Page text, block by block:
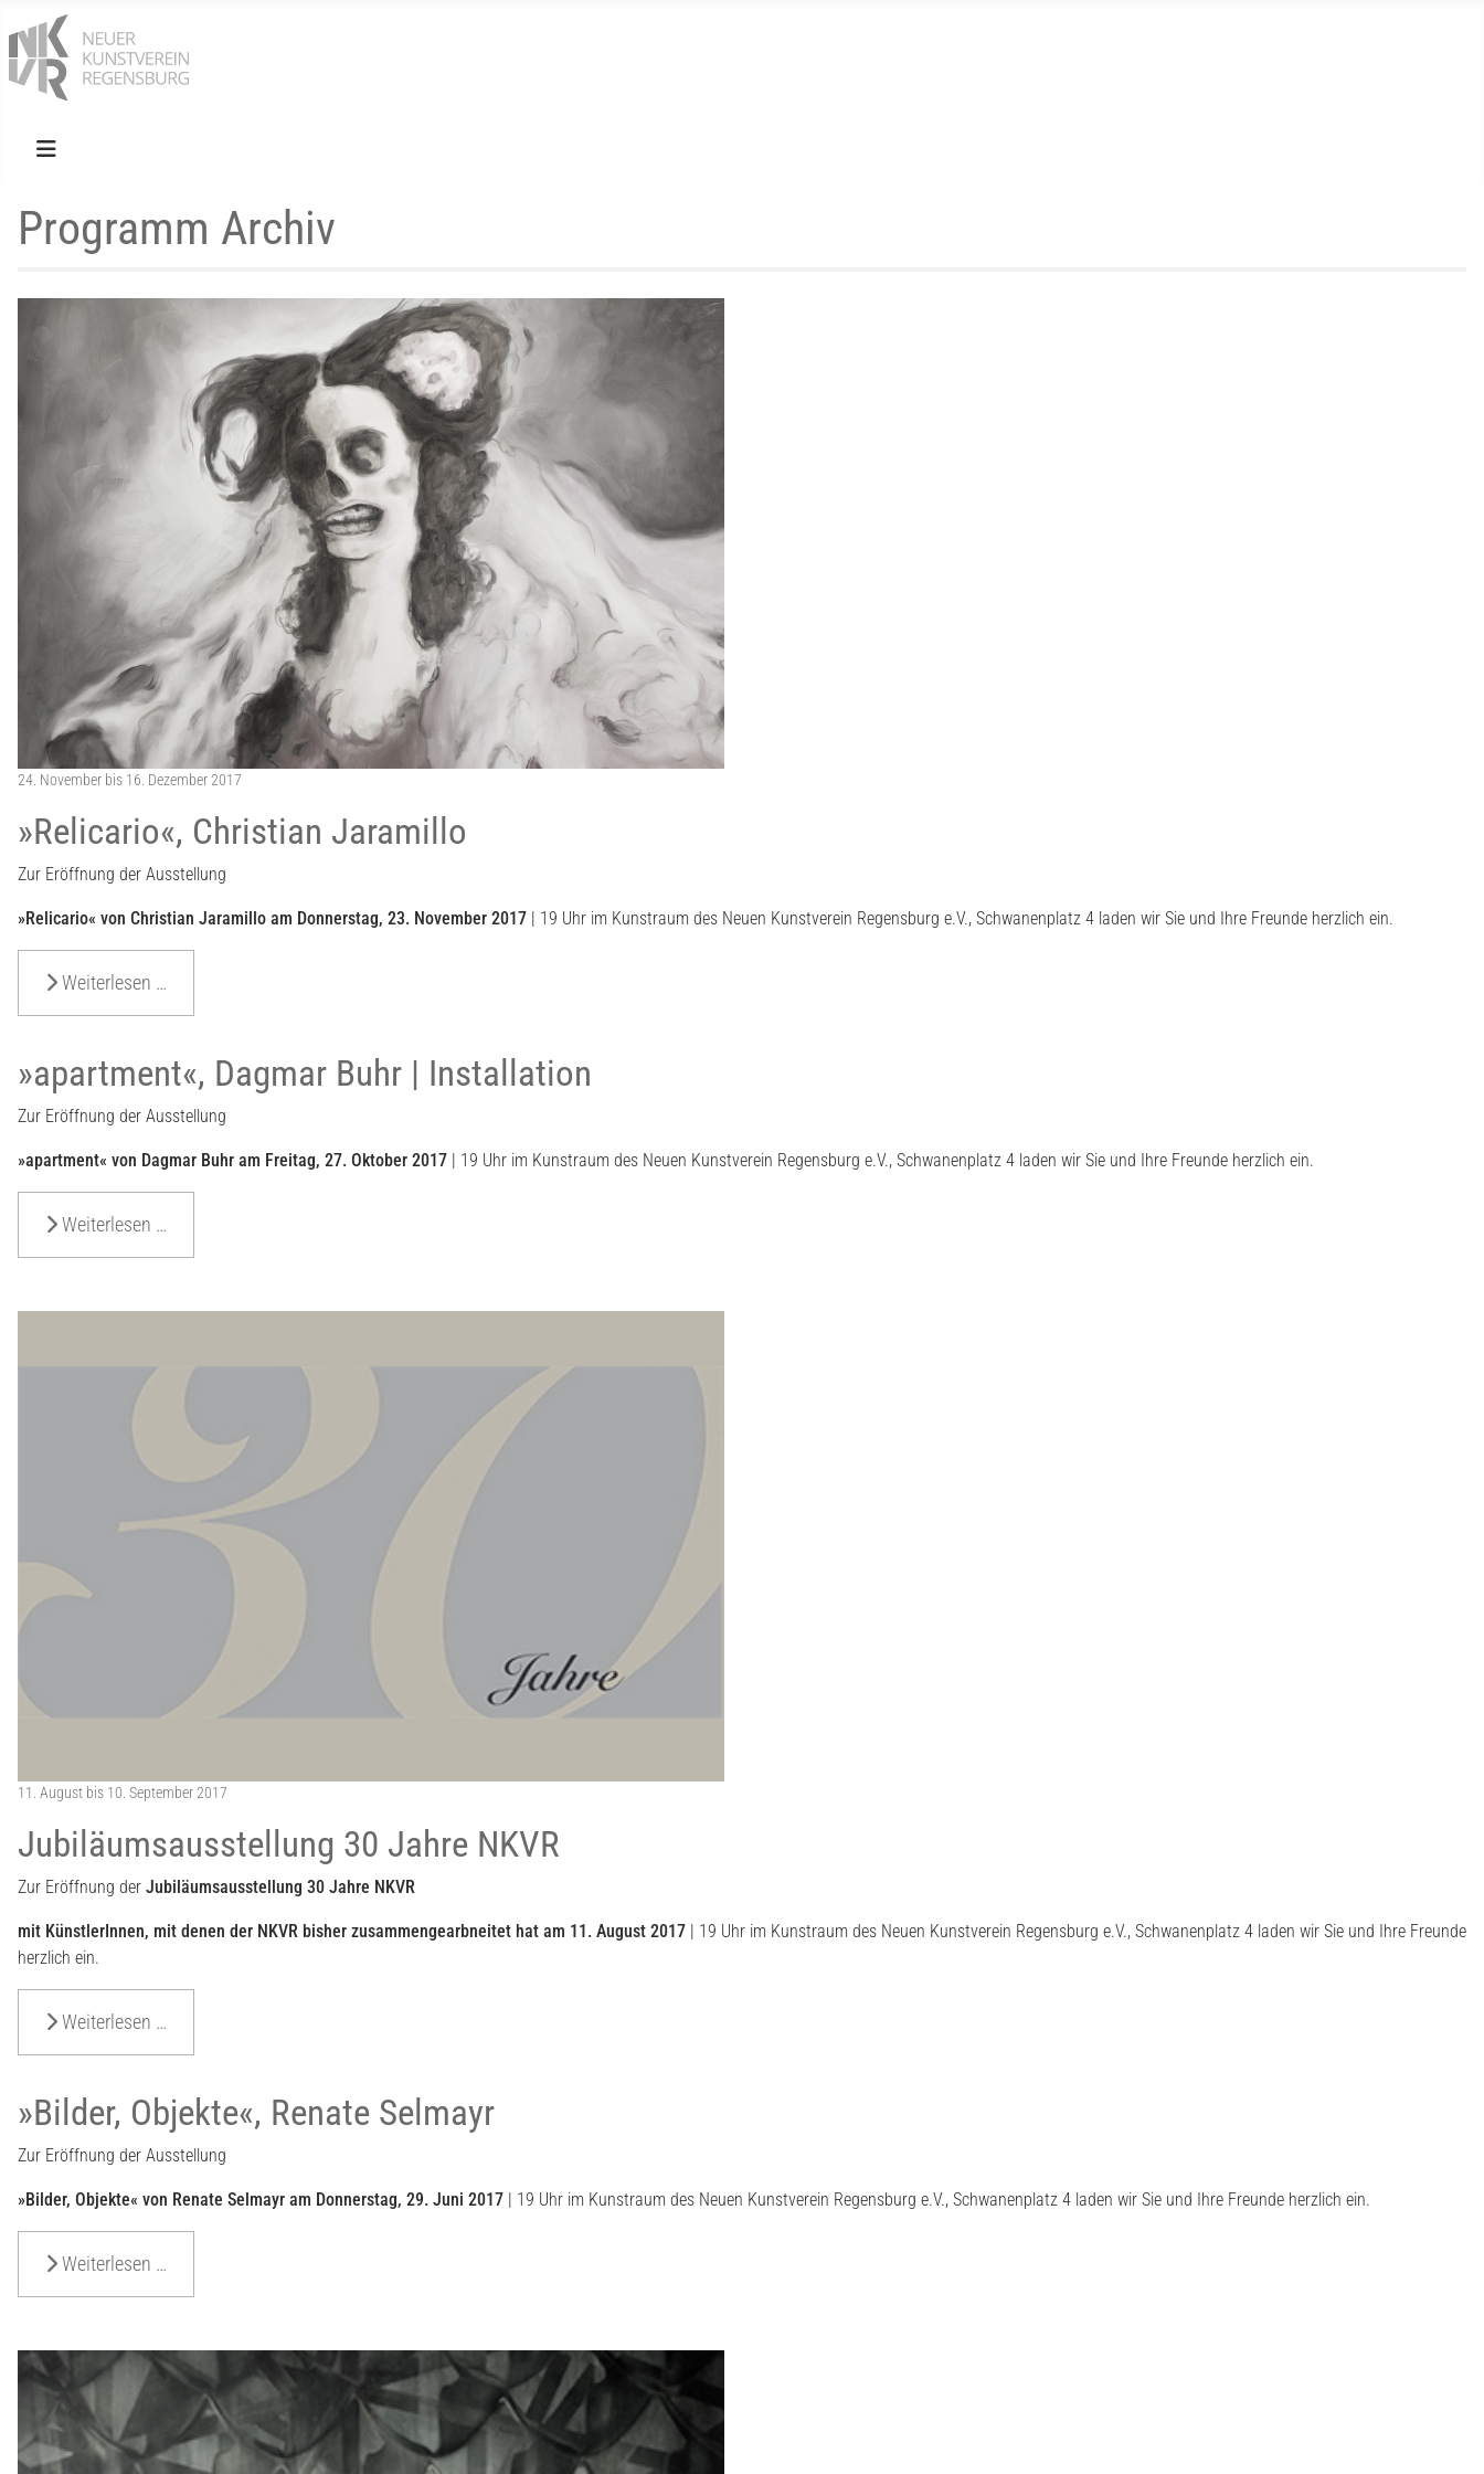
Programm Archiv
24. November bis 16. Dezember 2017
»Relicario«, Christian Jaramillo
Zur Eröffnung der Ausstellung
»Relicario« von Christian Jaramillo am Donnerstag, 23. November 2017 | 19 Uhr im Kunstraum des Neuen Kunstverein Regensburg e.V., Schwanenplatz 4 laden wir Sie und Ihre Freunde herzlich ein.
Weiterlesen …
»apartment«, Dagmar Buhr | Installation
Zur Eröffnung der Ausstellung
»apartment« von Dagmar Buhr am Freitag, 27. Oktober 2017 | 19 Uhr im Kunstraum des Neuen Kunstverein Regensburg e.V., Schwanenplatz 4 laden wir Sie und Ihre Freunde herzlich ein.
Weiterlesen …
11. August bis 10. September 2017
Jubiläumsausstellung 30 Jahre NKVR
Zur Eröffnung der Jubiläumsausstellung 30 Jahre NKVR
mit KünstlerInnen, mit denen der NKVR bisher zusammengearbneitet hat am 11. August 2017 | 19 Uhr im Kunstraum des Neuen Kunstverein Regensburg e.V., Schwanenplatz 4 laden wir Sie und Ihre Freunde
herzlich ein.
Weiterlesen …
»Bilder, Objekte«, Renate Selmayr
Zur Eröffnung der Ausstellung
»Bilder, Objekte« von Renate Selmayr am Donnerstag, 29. Juni 2017 | 19 Uhr im Kunstraum des Neuen Kunstverein Regensburg e.V., Schwanenplatz 4 laden wir Sie und Ihre Freunde herzlich ein.
Weiterlesen …